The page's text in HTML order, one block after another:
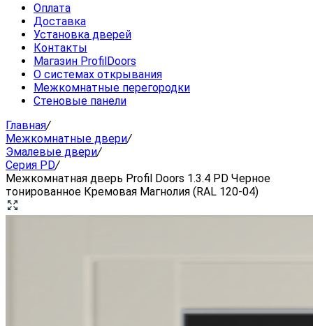
Оплата
Доставка
Установка дверей
Контакты
Магазин ProfilDoors
О системах открывания
Межкомнатные перегородки
Стеновые панели
Главная/
Межкомнатные двери/
Эмалевые двери/
Серия PD/
Межкомнатная дверь Profil Doors 1.3.4 PD Черное
тонированное Кремовая Магнолия (RAL 120-04)